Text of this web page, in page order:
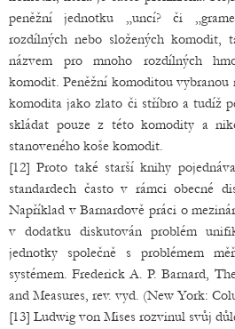
peněžní jednotku „uncí? či
rozdílných nebo složených komodit,
názvem pro mnoho rozdílných
komodit. Peněžní komoditou
komodita jako zlato či stříbro a tudíž
skládat pouze z této komodity a
stanoveného koše komodit.
[12] Proto také starší knihy
standardech často v rámci obecné
Například v Barnardově práci o
v dodatku diskutován problém
jednotky společně s problémem
systémem. Frederick A. P. Barnard,
and Measures, rev. vyd. (New York:
[13] Ludwig von Mises rozvinul svůj